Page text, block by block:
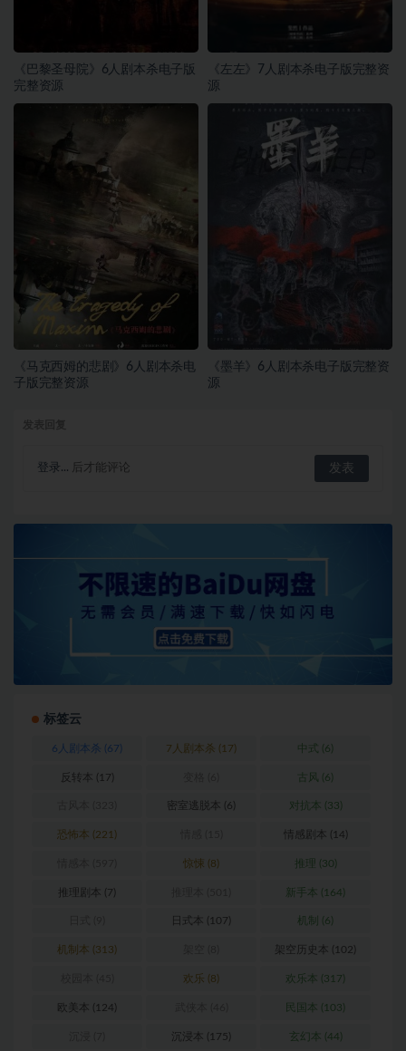
《巴黎圣母院》6人剧本杀电子版
完整资源
《左左》7人剧本杀电子版完整资
源
《马克西姆的悲剧》6人剧本杀电
子版完整资源
《墨羊》6人剧本杀电子版完整资
源
登录... 后才能评论
标签云
6人剧本杀 (67) 7人剧本杀 (17) 中式 (6)
反转本 (17) 古风 (6)
密室逃脱本 (6) 对抗本 (33)
恐怖本 (221) 情感剧本 (14)
惊悚 (8) 推理 (30)
推理剧本 (7) 新手本 (164)
日式本 (107) 机制 (6)
机制本 (313) 架空历史本 (102)
欢乐 (8) 欢乐本 (317)
欧美本 (124) 民国本 (103)
沉浸本 (175) 玄幻本 (44)